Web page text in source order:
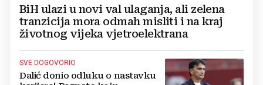
BiH ulazi u novi val ulaganja, ali zelena
tranzicija mora odmah misliti i na kraj
životnog vijeka vjetroelektrana
SVE DOGOVORIO
Dalić donio odluku o nastavku